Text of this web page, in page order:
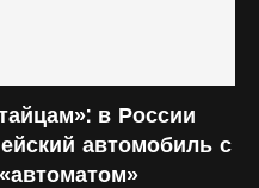
в России
автомобиль с